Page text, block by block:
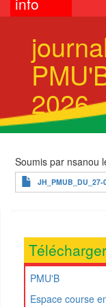
2026
Soumis par nsanou
JH_PMUB_DU_27-
PMU'B
Espace course